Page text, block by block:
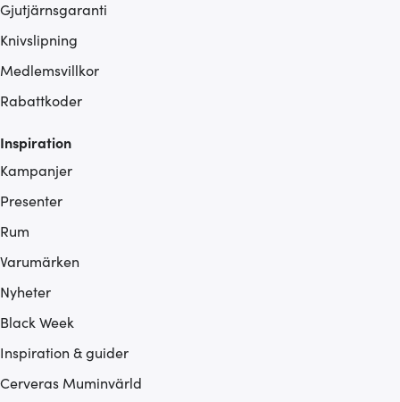
Gjutjärnsgaranti
Knivslipning
Medlemsvillkor
Rabattkoder
Inspiration
Kampanjer
Presenter
Rum
Varumärken
Nyheter
Black Week
Inspiration & guider
Cerveras Muminvärld